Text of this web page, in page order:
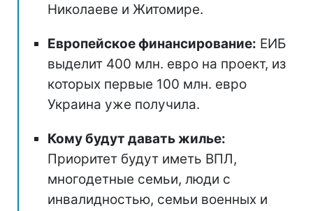
Николаеве и Житомире.
Европейское финансирование: ЕИБ
выделит 400 млн. евро на проект, из
которых первые 100 млн. евро
Украина уже получила.
Кому будут давать жилье:
Приоритет будут иметь ВПЛ,
многодетные семьи, люди с
инвалидностью, семьи военных и